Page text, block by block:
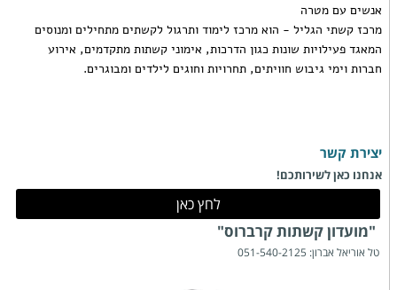
אנשים עם מטרה
מרכז קשתי הגליל - הוא מרכז לימוד ותרגול לקשתים מתחילים ומנוסים
המאגד פעילויות שונות כגון הדרכות, אימוני קשתות מתקדמים, אירוע
חברות וימי גיבוש חוויתים, תחרויות וחוגים לילדים ומבוגרים.
יצירת קשר
אנחנו כאן לשירותכם!
לחץ כאן
"מועדון קשתות קרברוס"
טל אוריאל אברון: 051-540-2125